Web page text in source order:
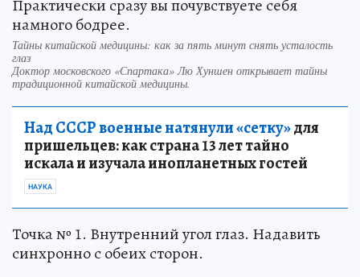
Практически сразу вы почувствуете себя
намного бодрее.
Тайны китайской медицины: как за пять минут снять усталость
глаз
Доктор московского «Спартака» Лю Хуншен открывает тайны
традиционной китайской медицины.
Над СССР военные натянули «сетку»для
пришельцев: как страна 13 лет тайно
искала и изучала инопланетных гостей
НАУКА
Точка № 1. Внутренний угол глаз. Надавить
синхронно с обеих сторон.